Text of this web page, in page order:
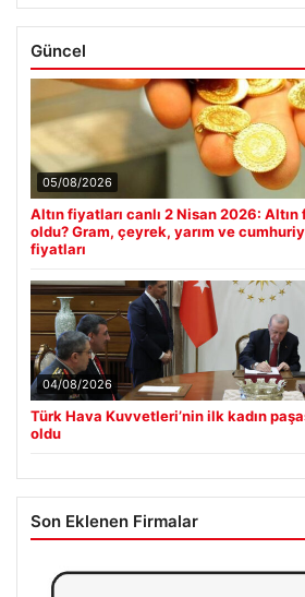
Güncel
05/08/2026
Altın fiyatları canlı 2 Nisan 2026:
oldu? Gram, çeyrek, yarım ve
fiyatları
04/08/2026
Türk Hava Kuvvetleri’nin ilk kadın
oldu
Son Eklenen Firmalar